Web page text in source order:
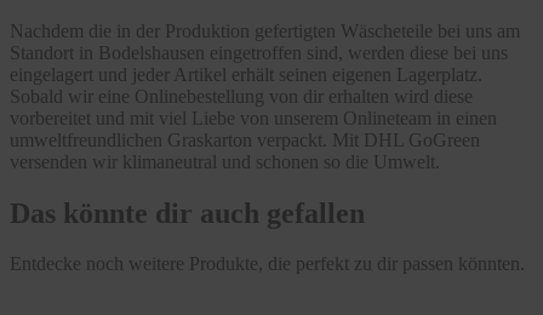
Nachdem die in der Produktion gefertigten Wäscheteile bei uns am
Standort in Bodelshausen eingetroffen sind, werden diese bei uns
eingelagert und jeder Artikel erhält seinen eigenen Lagerplatz.
Sobald wir eine Onlinebestellung von dir erhalten wird diese
vorbereitet und mit viel Liebe von unserem Onlineteam in einen
umweltfreundlichen Graskarton verpackt. Mit DHL GoGreen
versenden wir klimaneutral und schonen so die Umwelt.
Das könnte dir auch gefallen
Entdecke noch weitere Produkte, die perfekt zu dir passen könnten.